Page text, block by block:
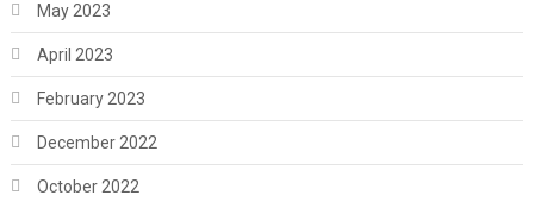
May 2023
April 2023
February 2023
December 2022
October 2022